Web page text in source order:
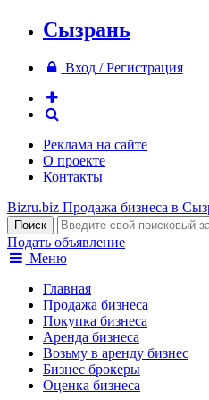
Сызрань
Вход / Регистрация
Реклама на сайте
О проекте
Контакты
Bizru.biz Продажа бизнеса в
Подать объявление
Меню
Главная
Продажа бизнеса
Покупка бизнеса
Аренда бизнеса
Возьму в аренду бизнес
Бизнес брокеры
Оценка бизнеса